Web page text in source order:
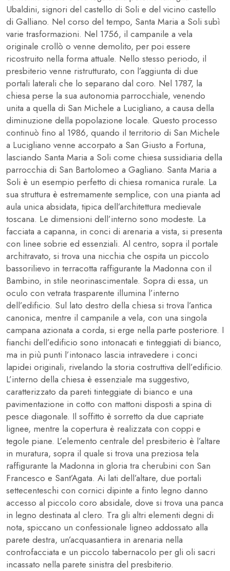
Ubaldini, signori del castello di Soli e del vicino castello
di Galliano. Nel corso del tempo, Santa Maria a Soli subì
varie trasformazioni. Nel 1756, il campanile a vela
originale crollò o venne demolito, per poi essere
ricostruito nella forma attuale. Nello stesso periodo, il
presbiterio venne ristrutturato, con l’aggiunta di due
portali laterali che lo separano dal coro. Nel 1787, la
chiesa perse la sua autonomia parrocchiale, venendo
unita a quella di San Michele a Lucigliano, a causa della
diminuzione della popolazione locale. Questo processo
continuò fino al 1986, quando il territorio di San Michele
a Lucigliano venne accorpato a San Giusto a Fortuna,
lasciando Santa Maria a Soli come chiesa sussidiaria della
parrocchia di San Bartolomeo a Gagliano. Santa Maria a
Soli è un esempio perfetto di chiesa romanica rurale. La
sua struttura è estremamente semplice, con una pianta ad
aula unica absidata, tipica dell’architettura medievale
toscana. Le dimensioni dell’interno sono modeste. La
facciata a capanna, in conci di arenaria a vista, si presenta
con linee sobrie ed essenziali. Al centro, sopra il portale
architravato, si trova una nicchia che ospita un piccolo
bassorilievo in terracotta raffigurante la Madonna con il
Bambino, in stile neorinascimentale. Sopra di essa, un
oculo con vetrata trasparente illumina l’interno
dell’edificio. Sul lato destro della chiesa si trova l’antica
canonica, mentre il campanile a vela, con una singola
campana azionata a corda, si erge nella parte posteriore. I
fianchi dell’edificio sono intonacati e tinteggiati di bianco,
ma in più punti l’intonaco lascia intravedere i conci
lapidei originali, rivelando la storia costruttiva dell’edificio.
L’interno della chiesa è essenziale ma suggestivo,
caratterizzato da pareti tinteggiate di bianco e una
pavimentazione in cotto con mattoni disposti a spina di
pesce diagonale. Il soffitto è sorretto da due capriate
lignee, mentre la copertura è realizzata con coppi e
tegole piane. L’elemento centrale del presbiterio è l’altare
in muratura, sopra il quale si trova una preziosa tela
raffigurante la Madonna in gloria tra cherubini con San
Francesco e Sant’Agata. Ai lati dell’altare, due portali
settecenteschi con cornici dipinte a finto legno danno
accesso al piccolo coro absidale, dove si trova una panca
in legno destinata al clero. Tra gli altri elementi degni di
nota, spiccano un confessionale ligneo addossato alla
parete destra, un’acquasantiera in arenaria nella
controfacciata e un piccolo tabernacolo per gli oli sacri
incassato nella parete sinistra del presbiterio.